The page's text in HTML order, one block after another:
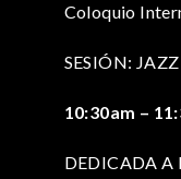
Coloquio
SESIÓN:
10:30am –
DEDICADA A